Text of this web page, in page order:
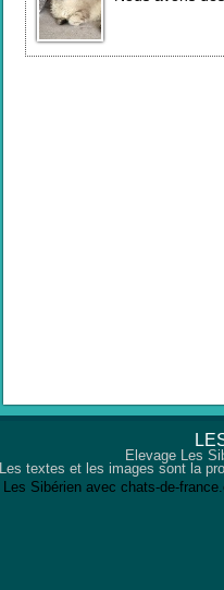
Elevage Les
Les textes et les images sont la
Les Sibérien avec chats-de-